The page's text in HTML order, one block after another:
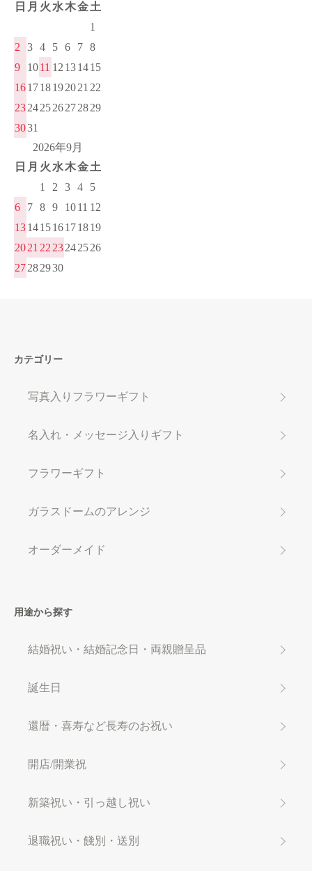
日 月 火 水木金土
1
2
3 4 5 6 7 8
9
1011 12 131415
161718192021 22
23242526272829
3031
2026年9月
日 月 火 水木金土
1
2 3 4
5
6
7 8 9 1011 12
13141516171819
2021 22 23242526
27282930
カテゴリー
写真入りフラワーギフト
名入れ・メッセージ入りギフト
フラワーギフト
ガラスドームのアレンジ
オーダーメイド
用途から探す
結婚祝い・結婚記念日・両親贈呈品
誕生日
還暦・喜寿など長寿のお祝い
開店/開業祝
新築祝い・引っ越し祝い
退職祝い・餞別・送別